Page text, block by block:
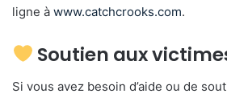
ligne à www.catchcrooks.com.
Soutien aux
Si vous avez besoin d’aide ou de